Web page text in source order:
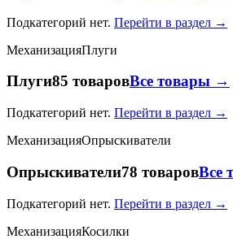
Подкатегорий нет. Перейти в раздел →
МеханизацияПлуги
Плуги85 товаровВсе товары →
Подкатегорий нет. Перейти в раздел →
МеханизацияОпрыскиватели
Опрыскиватели78 товаровВсе
Подкатегорий нет. Перейти в раздел →
МеханизацияКосилки